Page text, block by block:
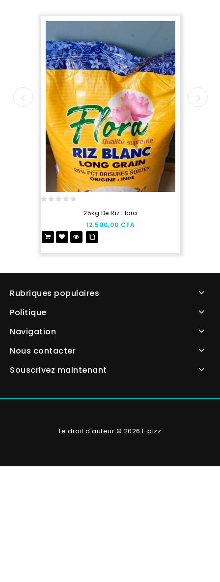
5
25kg De Riz Flora
12.500,00 CFA
Rubriques populaires
Politique
Navigation
Nous contacter
Souscrivez maintenant
Le droit d'auteur © 2026 I-bizz